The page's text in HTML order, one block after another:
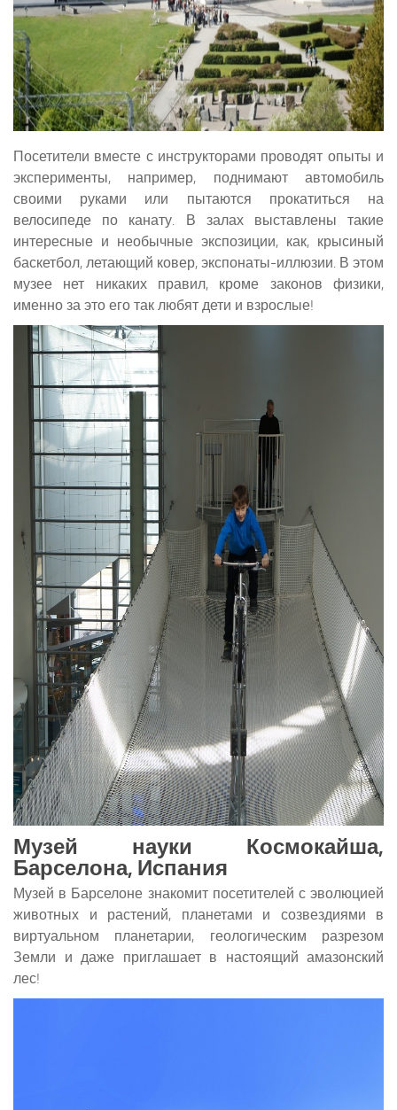
Посетители вместе с инструкторами проводят опыты и
эксперименты, например, поднимают автомобиль
своими руками или пытаются прокатиться на
велосипеде по канату. В залах выставлены такие
интересные и необычные экспозиции, как, крысиный
баскетбол, летающий ковер, экспонаты-иллюзии. В этом
музее нет никаких правил, кроме законов физики,
именно за это его так любят дети и взрослые!
Музей науки Космокайша,
Барселона, Испания
Музей в Барселоне знакомит посетителей с эволюцией
животных и растений, планетами и созвездиями в
виртуальном планетарии, геологическим разрезом
Земли и даже приглашает в настоящий амазонский
лес!